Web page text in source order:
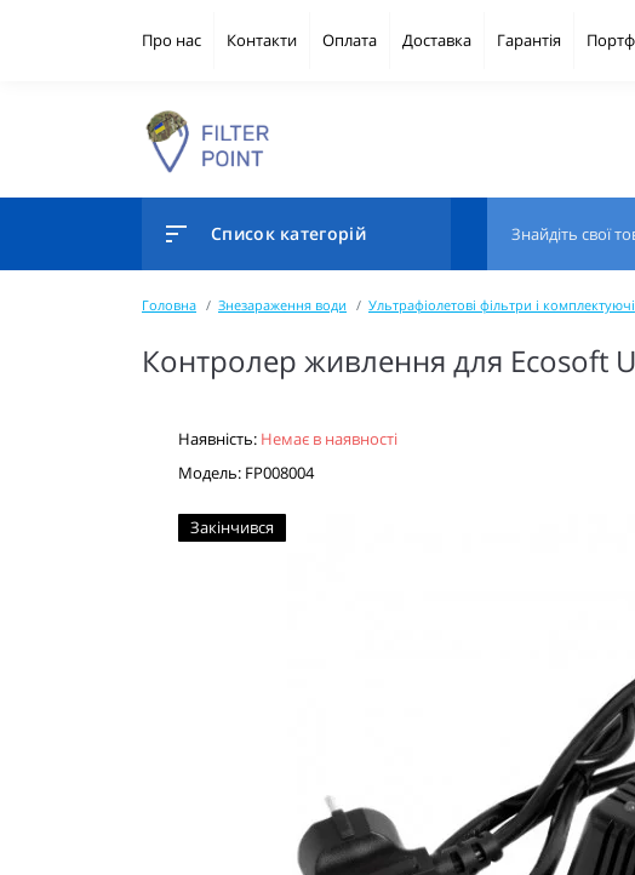
Про нас Контакти Оплата Доставка Гарантія
Список категорій
Головна Знезараження води Ультрафіолетові фільтри і комплектуючі
Контролер живлення для Ecosoft
Наявність: Немає в наявності
Модель: FP008004
Закінчився